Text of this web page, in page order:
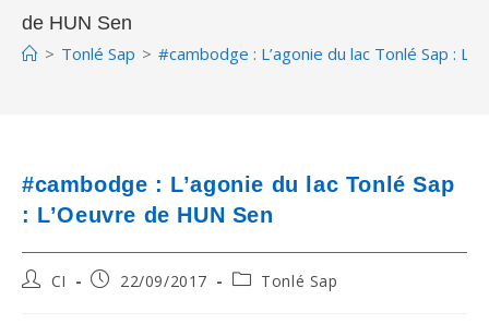
de HUN Sen
> Tonlé Sap > #cambodge : L’agonie du lac Tonlé Sap :
#cambodge : L’agonie du lac Tonlé Sap
: L’Oeuvre de HUN Sen
PostCI
Post22/09/2017
PostTonlé Sap